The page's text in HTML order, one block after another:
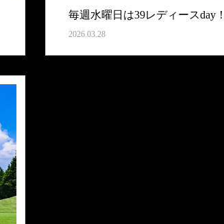
毎週水曜日は39レディースday！
2026.03.28